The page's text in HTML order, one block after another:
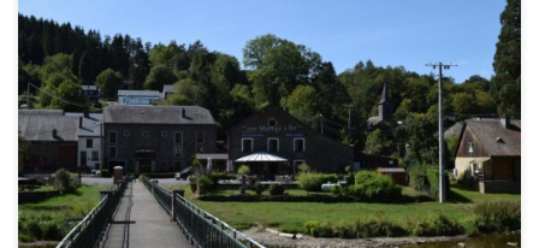
Onder de rubriek wandelingen (zie boven) is een overzicht te
vinden van mooie wandelingen die ik de afgelopen 30 jaar
binnen Europa heb gemaakt. Deze webpagina’s bevatten een
beschrijving van de tocht met daarbij ook routeinformatie en
verwijzingen naar websites en – indien mogelijk – een link naar de
wandelgids […]